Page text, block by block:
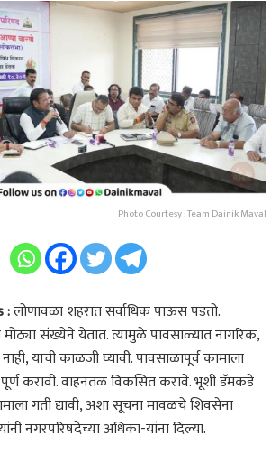
Photo Courtesy : Team Dainik Maval
:लोणावळा शहरात सर्वाधिक पाऊस पडतो.
मोठ्या संख्येने येतात. त्यामुळे पावसाळ्यात नागरिक,
नाही, याची काळजी घ्यावी. पावसाळापूर्व कामाला
पूर्ण करावी. वाहनतळ विकसित करावे. भूशी डॅमकडे
गती द्यावी, अशा सूचना मावळचे शिवसेना
नगरपरिषदेच्या अधिका-यांना दिल्या.